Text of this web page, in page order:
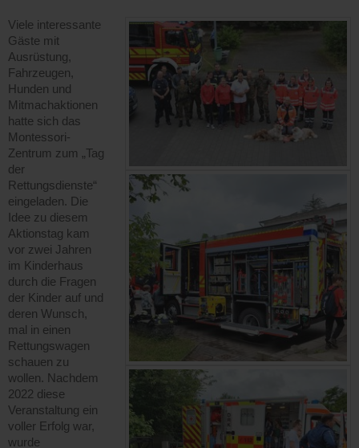
Viele interessante
Gäste mit
Ausrüstung,
Fahrzeugen,
Hunden und
Mitmachaktionen
hatte sich das
Montessori-
Zentrum zum „Tag
der
Rettungsdienste“
eingeladen. Die
Idee zu diesem
Aktionstag kam
vor zwei Jahren
im Kinderhaus
durch die Fragen
der Kinder auf und
deren Wunsch,
mal in einen
Rettungswagen
schauen zu
wollen. Nachdem
2022 diese
Veranstaltung ein
voller Erfolg war,
wurde